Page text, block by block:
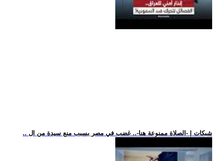
.. شبكات | -الصلاة ممنوعة هنا-.. غضب في مصر بسبب منع سيدة من ال